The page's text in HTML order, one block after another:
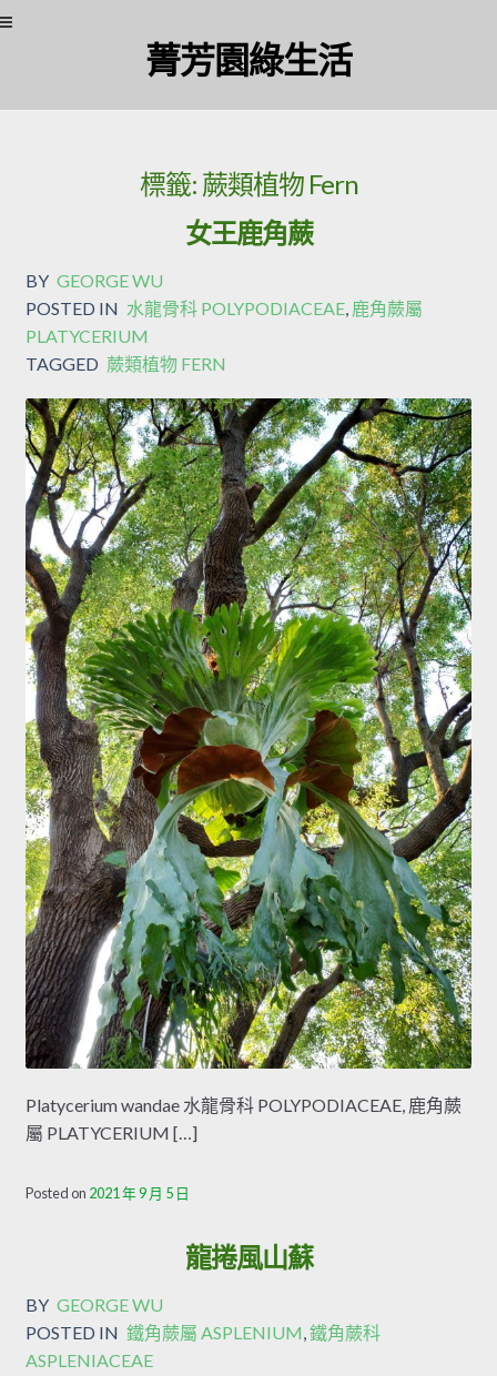
Skip to navigation菁芳園綠生活
標籤: 蕨類植物 Fern
女王鹿角蕨
BY GEORGE WU
POSTED IN 水龍骨科 POLYPODIACEAE, 鹿角蕨屬
PLATYCERIUM
TAGGED 蕨類植物 FERN
Platycerium wandae 水龍骨科 POLYPODIACEAE, 鹿角蕨
屬 PLATYCERIUM […]
Posted on 2021 年 9 月 5 日
龍捲風山蘇
BY GEORGE WU
POSTED IN 鐵角蕨屬 ASPLENIUM ,鐵角蕨科
ASPLENIACEAE